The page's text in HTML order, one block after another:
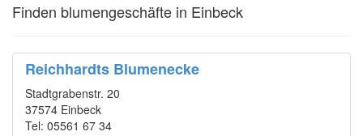
Finden blumengeschäfte in Einbeck
Reichhardts Blumenecke
Stadtgrabenstr. 20
37574 Einbeck
Tel: 05561 67 34